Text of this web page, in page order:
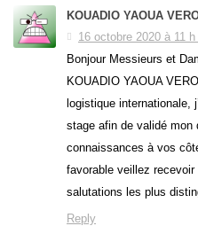
KOUADIO YAOUA
16 octobre 2020 à 11
Bonjour Messieurs et
KOUADIO YAOUA
logistique internationale,
stage afin de validé mon
connaissances à vos
favorable veillez
salutations les plus
Reply